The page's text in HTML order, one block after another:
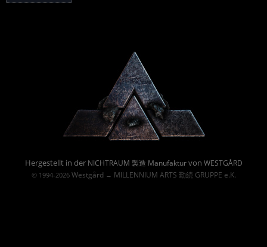
Hergestellt in der NICHTRAUM 製造 Manufakturvon WESTGÅRD
© 1994-2026 Westgård→ MILLENNIUM ARTS 勤続 GRUPPE e.K.
Powered By :